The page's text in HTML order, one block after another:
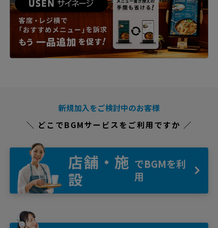
新規加入をご検討中のお客様
＼ どこでBGMサービスをご利用ですか ／
店舗・施
設
でBGMを利
用